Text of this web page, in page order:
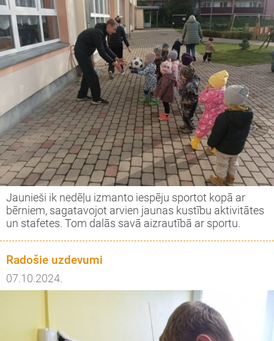
Jaunieši ik nedēļu izmanto iespēju sportot kopā ar
bērniem, sagatavojot arvien jaunas kustību aktivitātes
un stafetes. Tom dalās savā aizrautībā ar sportu.
Radošie uzdevumi
07.10.2024.